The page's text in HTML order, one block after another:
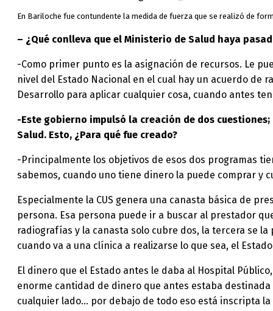
En Bariloche fue contundente la medida de fuerza que se realizó de
– ¿Qué conlleva que el Ministerio de Salud haya
-Como primer punto es la asignación de recursos. Le
nivel del Estado Nacional en el cual hay un acuerdo de
Desarrollo para aplicar cualquier cosa, cuando antes
-Este gobierno impulsó la creación de dos
Salud. Esto, ¿Para qué fue creado?
-Principalmente los objetivos de esos dos programas
sabemos, cuando uno tiene dinero la puede comprar y
Especialmente la CUS genera una canasta básica de
persona. Esa persona puede ir a buscar al prestador
radiografías y la canasta solo cubre dos, la tercera se
cuando va a una clínica a realizarse lo que sea, el
El dinero que el Estado antes le daba al Hospital
enorme cantidad de dinero que antes estaba
cualquier lado… por debajo de todo eso está inscripta